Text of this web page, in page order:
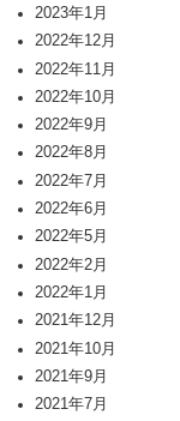
2023年1月
2022年12月
2022年11月
2022年10月
2022年9月
2022年8月
2022年7月
2022年6月
2022年5月
2022年2月
2022年1月
2021年12月
2021年10月
2021年9月
2021年7月